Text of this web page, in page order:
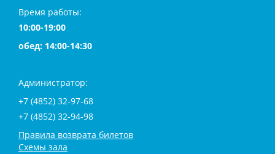
Время работы:
10:00-19:00
обед: 14:00-14:30
Администратор:
+7 (4852) 32-97-68
+7 (4852) 32-94-98
Правила возврата билетов
Схемы зала